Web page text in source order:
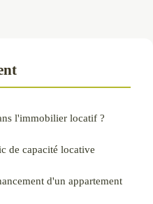
l'immobilier locatif ?
de capacité locative
d'un appartement